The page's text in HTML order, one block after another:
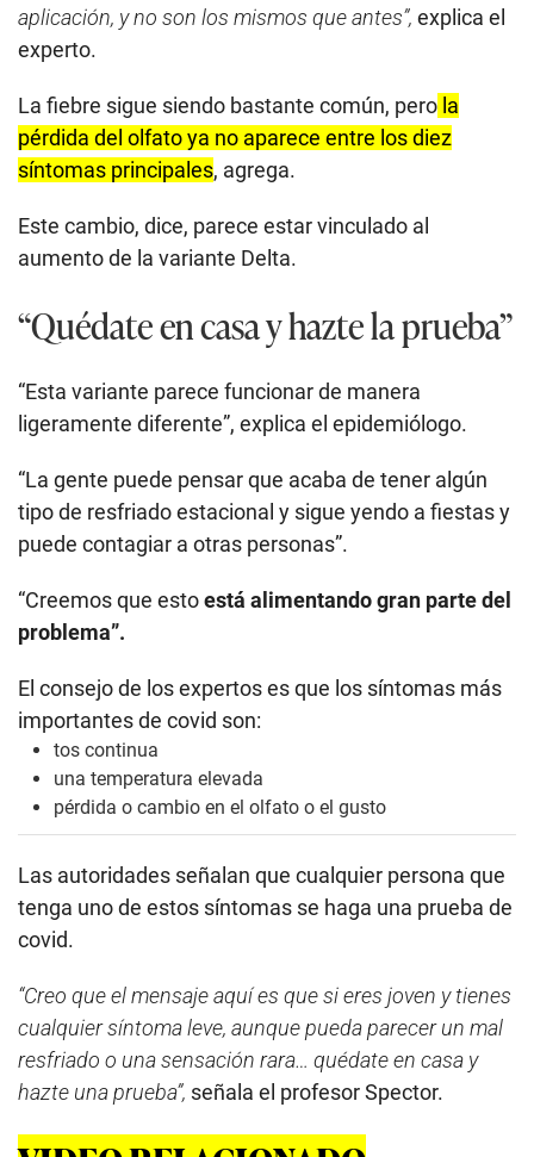
aplicación, y no son los mismos que antes”, explica el
experto.
La fiebre sigue siendo bastante común, pero la
pérdida del olfato ya no aparece entre los diez
síntomas principales, agrega.
Este cambio, dice, parece estar vinculado al
aumento de la variante Delta.
“Quédate en casa y hazte la prueba”
“Esta variante parece funcionar de manera
ligeramente diferente”, explica el epidemiólogo.
“La gente puede pensar que acaba de tener algún
tipo de resfriado estacional y sigue yendo a fiestas y
puede contagiar a otras personas”.
“Creemos que estoestá alimentando gran parte del
problema”.
El consejo de los expertos es que los síntomas más
importantes de covid son:
tos continua
una temperatura elevada
pérdida o cambio en el olfato o el gusto
Las autoridades señalan que cualquier persona que
tenga uno de estos síntomas se haga una prueba de
covid.
“Creo que el mensaje aquí es que si eres joven y tienes
cualquier síntoma leve, aunque pueda parecer un mal
resfriado o una sensación rara… quédate en casa y
hazte una prueba”, señala el profesor Spector.